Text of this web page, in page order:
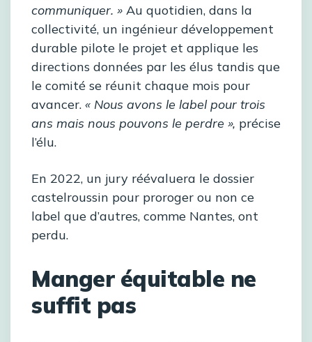
communiquer. » Au quotidien, dans la
collectivité, un ingénieur développement
durable pilote le projet et applique les
directions données par les élus tandis que
le comité se réunit chaque mois pour
avancer. « Nous avons le label pour trois
ans mais nous pouvons le perdre », précise
l’élu.
En 2022, un jury réévaluera le dossier
castelroussin pour proroger ou non ce
label que d’autres, comme Nantes, ont
perdu.
Manger équitable ne
suffit pas